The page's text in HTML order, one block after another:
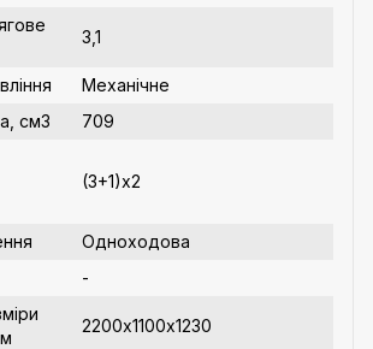
3,1
Механічне
см3
709
(3+1)х2
Одноходова
-
2200х1100х1230